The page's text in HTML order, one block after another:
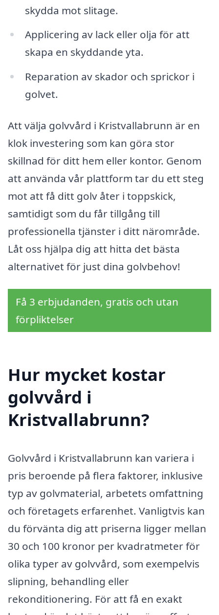
skydda mot slitage.
Applicering av lack eller olja för att
skapa en skyddande yta.
Reparation av skador och sprickor i
golvet.
Att välja golvvård i Kristvallabrunn är en
klok investering som kan göra stor
skillnad för ditt hem eller kontor. Genom
att använda vår plattform tar du ett steg
mot att få ditt golv åter i toppskick,
samtidigt som du får tillgång till
professionella tjänster i ditt närområde.
Låt oss hjälpa dig att hitta det bästa
alternativet för just dina golvbehov!
Få 3 erbjudanden, gratis och utan
förpliktelser
Hur mycket kostar
golvvård i
Kristvallabrunn?
Golvvård i Kristvallabrunn kan variera i
pris beroende på flera faktorer, inklusive
typ av golvmaterial, arbetets omfattning
och företagets erfarenhet. Vanligtvis kan
du förvänta dig att priserna ligger mellan
30 och 100 kronor per kvadratmeter för
olika typer av golvvård, som exempelvis
slipning, behandling eller
rekonditionering. För att få en exakt